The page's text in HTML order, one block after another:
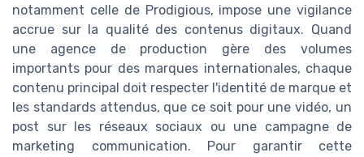
notamment celle de Prodigious, impose une vigilance
accrue sur la qualité des contenus digitaux. Quand
une agence de production gère des volumes
importants pour des marques internationales, chaque
contenu principal doit respecter l'identité de marque et
les standards attendus, que ce soit pour une vidéo, un
post sur les réseaux sociaux ou une campagne de
marketing communication. Pour garantir cette